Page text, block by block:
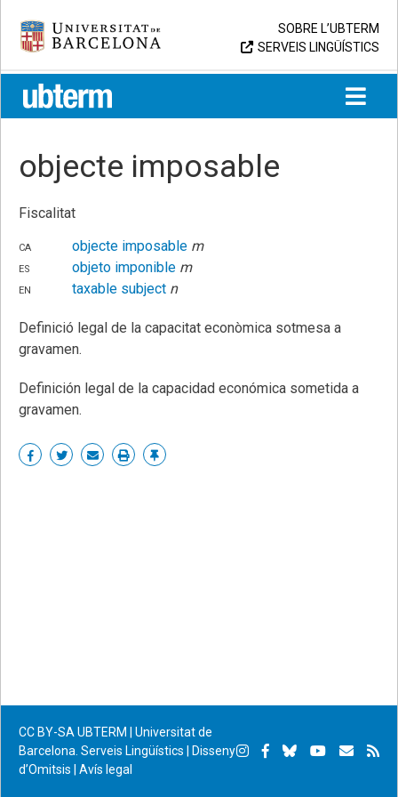
content
Universitat de Barcelona
SOBRE L’UBTERM
SERVEIS LINGÜÍSTICS
UB > UBTERM
objecte imposable
Fiscalitat
ca
objecte imposable m
es
objeto imponible m
en
taxable subject n
Definició legal de la capacitat econòmica sotmesa a
gravamen.
Definición legal de la capacidad económica sometida a
gravamen.
Share ShareSharePrint Enllaç
CC BY-SA UBTERM | Universitat de
Barcelona. Serveis Lingüístics
Disseny
d’Omitsis
Avís legal
Instagram
Facebook
BlueskyYouTube